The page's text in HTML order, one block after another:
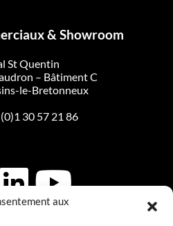
aux
& Showroom
St Quentin
– Bâtiment C
le-Bretonneux
30 57 21 86